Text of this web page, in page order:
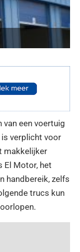
van een voertuig
verplicht voor
makkelijker
El Motor, het
handbereik, zelfs
trucs kun